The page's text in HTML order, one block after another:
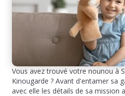
Vous avez trouvé votre nounou à
Kinougarde ? Avant d'entamer sa
avec elle les détails de sa mission